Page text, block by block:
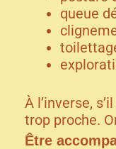
queue
À l’inverse,
trop proche.
Être